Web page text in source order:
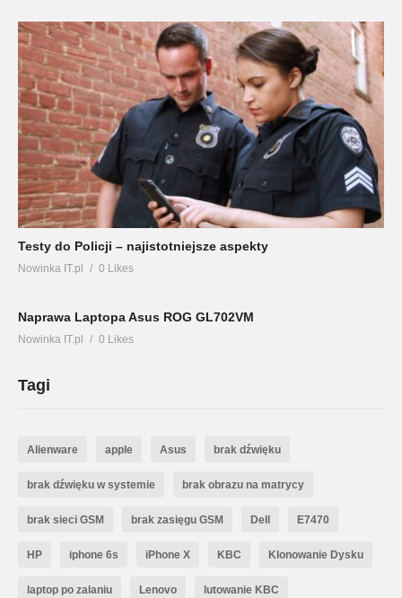
Testy do Policji – najistotniejsze aspekty
Nowinka IT.pl 0 Likes
Naprawa Laptopa Asus ROG GL702VM
Nowinka IT.pl 0 Likes
Tagi
Alienware apple Asus brak dźwięku
brak dźwięku w systemie brak obrazu na matrycy
brak sieci GSM brak zasięgu GSM Dell E7470
HP iphone 6s iPhone X KBC Klonowanie Dysku
laptop po zalaniu Lenovo lutowanie KBC